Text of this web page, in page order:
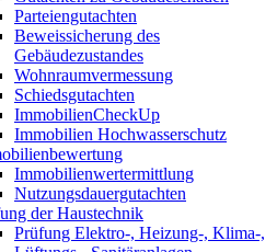
Parteiengutachten
Beweissicherung des
Gebäudezustandes
Wohnraumvermessung
Schiedsgutachten
ImmobilienCheckUp
Immobilien Hochwasserschutz
Immobilienwertermittlung
Nutzungsdauergutachten
der Haustechnik
Prüfung Elektro-, Heizung-, Klima-,